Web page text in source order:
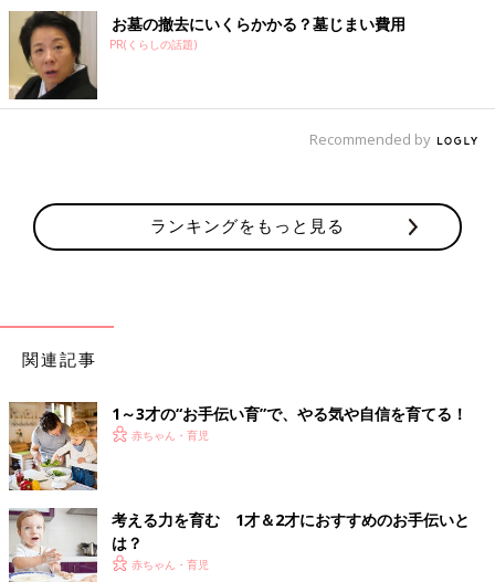
専門は保育学、乳幼児心理学。保育士や臨床発達心理士としての
経験があり、現在は大学で保育士の卵となる学生の指導をしてい
ます。
参考／1才2才のひよこクラブ2018年夏秋号「子どもの生きる力
お墓の撤去にいくらかかる？墓じまい費用
PR(くらしの話題)
Recommended by
ランキングをもっと見る
関連記事
1～3才の“お手伝い育”で、やる気や自信を育てる！
赤ちゃん・育児
考える力を育む 1才＆2才におすすめのお手伝いと
は？
赤ちゃん・育児